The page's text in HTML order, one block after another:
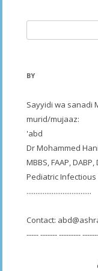
for:
BY
Sayyidi wa sanadi
murid/mujaaz:
'abd
Dr Mohammed
MBBS, FAAP, DABP,
Pediatric
....................................
Contact:
----- ------- ---------